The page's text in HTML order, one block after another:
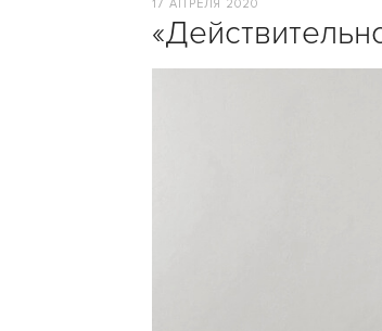
17 АПРЕЛЯ 2020